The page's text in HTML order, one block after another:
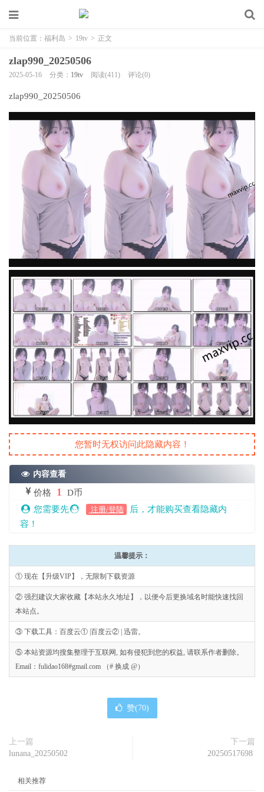
当前位置： 福利岛 > 19tv > 正文
zlap990_20250506
2025-05-16 分类： 19tv 阅读(411) 评论(0)
zlap990_20250506
您暂时无权访问此隐藏内容！
内容查看
价格 1
D币
您需要先
注册/登陆
后，才能购买查看隐藏内
容！
温馨提示：
① 现在【升级VIP】，无限制下载资源
② 强烈建议大家收藏【本站永久地址】，以便今后更换域名时能快速找回
本站点。
③ 下载工具：百度云① |百度云② | 迅雷。
⑤ 本站资源均搜集整理于互联网, 如有侵犯到您的权益, 请联系作者删除。
Email：fulidao168#gmail.com （# 换成 @）
赞(70)
上一篇
lunana_20250502
下一篇
20250517698
相关推荐